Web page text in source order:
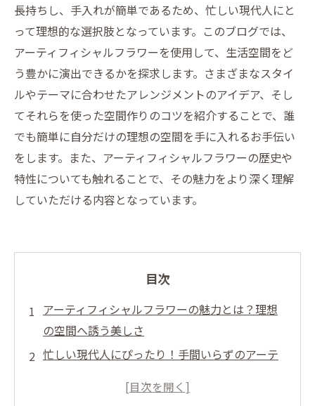
長持ちし、手入れが簡単であるため、忙しい現代人にと
って理想的な選択肢となっています。このブログでは、
アーティフィシャルフラワーを使用して、生活空間をど
う豊かに演出できるかを探求します。さまざまなスタイ
ルやテーマに合わせたアレンジメントのアイデア、そし
てそれらを使った空間作りのコツを紹介することで、誰
でも簡単に自分だけの理想の空間を手に入れるお手伝い
をします。また、アーティフィシャルフラワーの歴史や
特性についても触れることで、その魅力をより深く理解
していただける内容となっています。
目次
アーティフィシャルフラワーの魅力とは？理想
の空間へ誘う美しさ
忙しい現代人にぴったり！手間いらずのアーテ
多様なスタイルを楽しむ！アレンジメントのア